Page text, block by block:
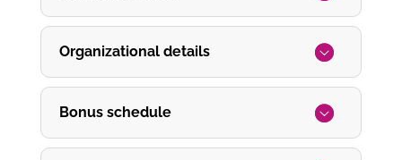
Organizational details
Bonus schedule